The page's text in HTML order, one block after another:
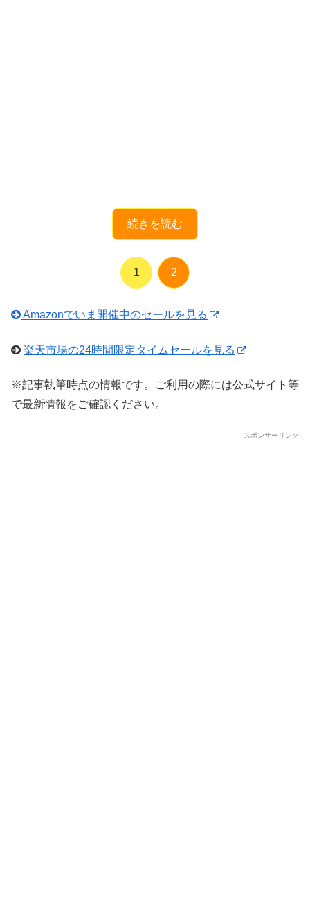
続きを読む
1 2
Amazonでいま開催中のセールを見る
楽天市場の24時間限定タイムセールを見る
※記事執筆時点の情報です。ご利用の際には公式サイト等
で最新情報をご確認ください。
スポンサーリンク